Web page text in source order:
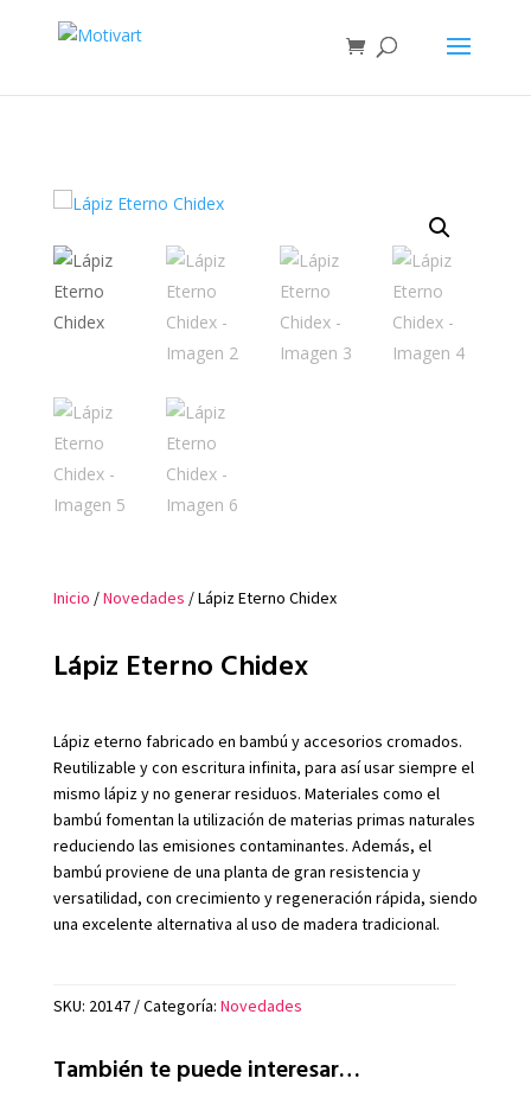
Inicio /Novedades / Lápiz Eterno Chidex
Lápiz Eterno Chidex
Lápiz eterno fabricado en bambú y accesorios cromados.
Reutilizable y con escritura infinita, para así usar siempre el
mismo lápiz y no generar residuos. Materiales como el
bambú fomentan la utilización de materias primas naturales
reduciendo las emisiones contaminantes. Además, el
bambú proviene de una planta de gran resistencia y
versatilidad, con crecimiento y regeneración rápida, siendo
una excelente alternativa al uso de madera tradicional.
SKU: 20147 Categoría: Novedades
También te puede interesar…